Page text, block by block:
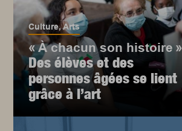
Culture,Arts
« À chacun son histoire »
Des élèves et des
personnes âgées se lient
grâce à l’art